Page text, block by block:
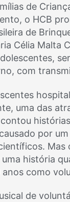
de
o HCB
de
Célia Malta
com
uma das
por
história
anos como
de